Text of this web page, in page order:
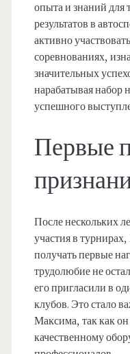
опыта и знаний для
результатов в
активно
соревнованиях,
значительных
нарабатывая набор
успешного
Первые
После нескольких
участия в
получать первые
трудолюбие не
его пригласили в
клубов. Это стало
Максима, так как
качественному